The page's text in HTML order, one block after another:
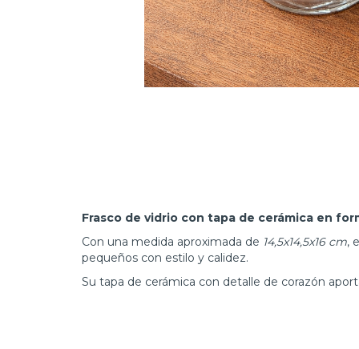
Frasco de vidrio con tapa de cerámica en
Con una medida aproximada de 14,5x14,5x16 cm,
pequeños con estilo y calidez.
Su tapa de cerámica con detalle de corazón